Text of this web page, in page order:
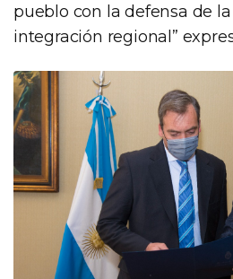
pueblo con la defensa de
integración regional”